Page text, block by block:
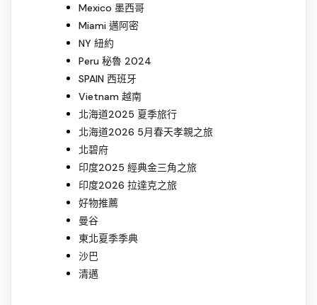
Mexico 墨西哥
Miami 邁阿密
NY 紐約
Peru 秘魯 2024
SPAIN 西班牙
Vietnam 越南
北海道2025 夏季旅行
北海道2026 5月春天孝親之旅
北碧府
印度2025 經典金三角之旅
印度2026 拉達克之旅
好物推薦
曼谷
東北夏季季典
沙巴
清邁